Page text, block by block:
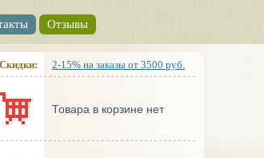
Отзывы
Скидки: 2-15% на заказы от 3500 руб.
Товара в корзине нет